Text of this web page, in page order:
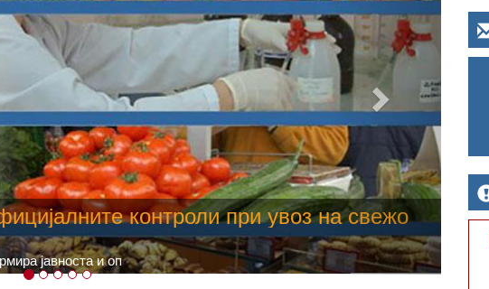
со храна, опасни се и за
кое според метеоролозите во одредени региони ќе достигне 40
со храна.